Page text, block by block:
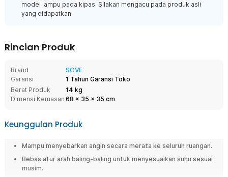
model lampu pada kipas. Silakan mengacu pada produk asli
yang didapatkan.
Rincian Produk
Brand
SOVE
Garansi
1 Tahun Garansi Toko
Berat Produk
14 kg
Dimensi Kemasan 68 x 35 x 35 cm
Keunggulan Produk
Mampu menyebarkan angin secara merata ke seluruh ruangan.
Bebas atur arah baling-baling untuk menyesuaikan suhu sesuai
musim.